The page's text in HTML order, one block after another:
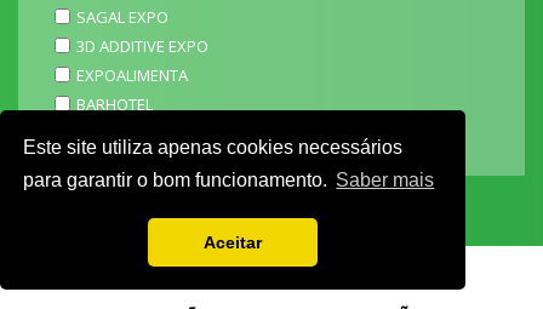
Este site utiliza apenas cookies necessários
para garantir o bom funcionamento. Saber mais
Aceitar
SAGAL EXPO
3D ADDITIVE EXPO
EXPOALIMENTA
BARHOTEL